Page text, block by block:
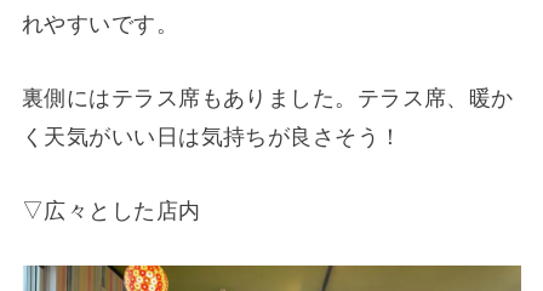
れやすいです。
裏側にはテラス席もありました。テラス席、暖か
く天気がいい日は気持ちが良さそう！
▽広々とした店内